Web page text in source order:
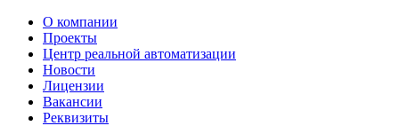
О компании
Проекты
Центр реальной автоматизации
Новости
Лицензии
Вакансии
Реквизиты